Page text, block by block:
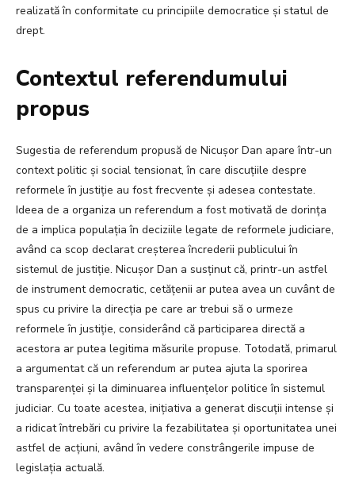
realizată în conformitate cu principiile democratice și statul de
drept.
Contextul referendumului
propus
Sugestia de referendum propusă de Nicușor Dan apare într-un
context politic și social tensionat, în care discuțiile despre
reformele în justiție au fost frecvente și adesea contestate.
Ideea de a organiza un referendum a fost motivată de dorința
de a implica populația în deciziile legate de reformele judiciare,
având ca scop declarat creșterea încrederii publicului în
sistemul de justiție. Nicușor Dan a susținut că, printr-un astfel
de instrument democratic, cetățenii ar putea avea un cuvânt de
spus cu privire la direcția pe care ar trebui să o urmeze
reformele în justiție, considerând că participarea directă a
acestora ar putea legitima măsurile propuse. Totodată, primarul
a argumentat că un referendum ar putea ajuta la sporirea
transparenței și la diminuarea influențelor politice în sistemul
judiciar. Cu toate acestea, inițiativa a generat discuții intense și
a ridicat întrebări cu privire la fezabilitatea și oportunitatea unei
astfel de acțiuni, având în vedere constrângerile impuse de
legislația actuală.